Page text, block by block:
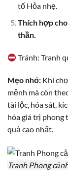
tố Hỏa nhẹ.
Thích hợp
thần.
Tránh: Tranh
Mẹo nhỏ: Khi
mệnh mà còn
tài lộc, hóa sát,
hóa giá trị phong
quả cao nhất.
Tranh Phong